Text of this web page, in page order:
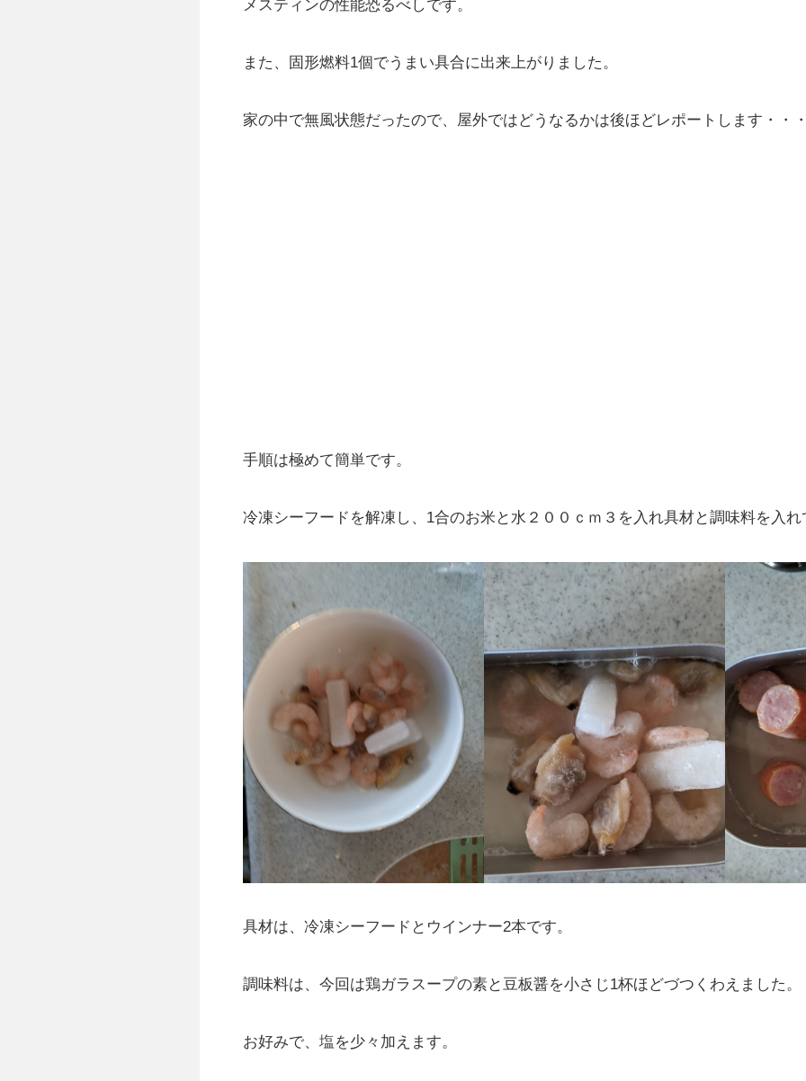
メスティンの性能恐るべしです。
また、固形燃料1個でうまい具合に出来上がりました。
家の中で無風状態だったので、屋外ではどうなるかは後ほどレポートします・・
手順は極めて簡単です。
冷凍シーフードを解凍し、1合のお米と水２００ｃｍ３を入れ具材と調味料を入
具材は、冷凍シーフードとウインナー2本です。
調味料は、今回は鶏ガラスープの素と豆板醤を小さじ1杯ほどづつくわえました。
お好みで、塩を少々加えます。